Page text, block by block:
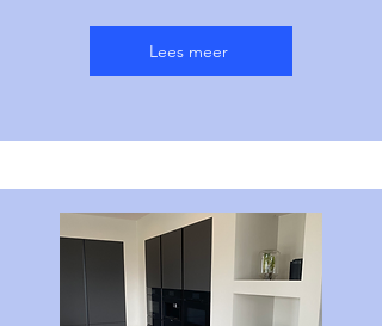
Lees meer